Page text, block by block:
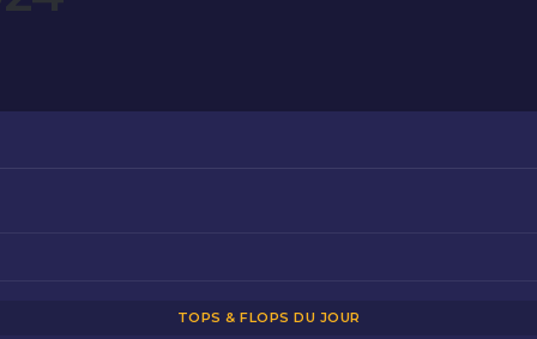
TOPS & FLOPS DU JOUR